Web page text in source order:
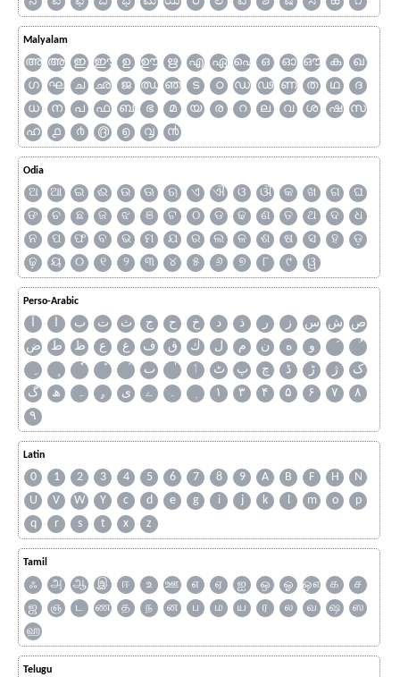
Malyalam
അ ആ ഇ ഈ ഉ ഊ ഋ എ ഏ ഐ ഒ ഓ ഔ ക
ഖ
ഗ
ഘ ച ഛ ജ ഝ ഞ ട ഠ ഡ ഢ ണ ത ഥ
ദ
ധ
ന പ ഫ ബ ഭ മ യ ര റ ല വ ശ ഷ
സ
ഹ
൧ ൪ ൫ ൭ ൮ ൯
Odia
ଅ ଆ ଇ ଈ ଉ ଊ ଋ ଏ ଐ ଓ ଔ କ ଖ ଗ
ଘ
ଙ
ଚ ଛ ଜ ଝ ଞ ଟ ଠ ଡ ଢ ଣ ତ ଥ ଦ
ଧ
ନ
ପ ଫ ବ ଭ ମ ଯ ର ଲ ଳ ଶ ଷ ସ ହ
ଡ଼
ଢ଼
ୟ ୦ ୧ ୨ ୩ ୪ ୫ ୬ ୭ ୮ ୯ ୱ
Perso-Arabic
آ ا ب ت ث ج ح خ د ذ ر ز س ش ص
ض
ط ظ ع غ ف ق ك ل م ن ه
و
ٮ
ٲ ٹ پ چ ڈ ڑ ژ
ک
گ
ھ ہ ۄ ی ے ۔ ۱ ۳ ۴ ۵ ۶ ۷
۸
۹
Latin
0 1 2 3 4 5 6 7 8 9 A B F H
N
U
V W Y c d e g i j k l m o
p
q
r s t x z
Tamil
ஃ அ ஆ இ ஈ உ ஊ எ ஏ ஐ ஒ ஓ ஔ க
ச
ஜ
ஞ ட ண த ந ன ப ம ய ர ல வ ஷ
ஸ
ஹ
Telugu